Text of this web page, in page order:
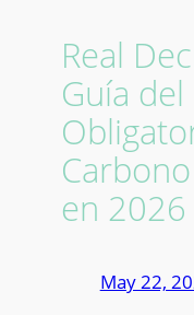
Real
Guía
en 2026
May 22,